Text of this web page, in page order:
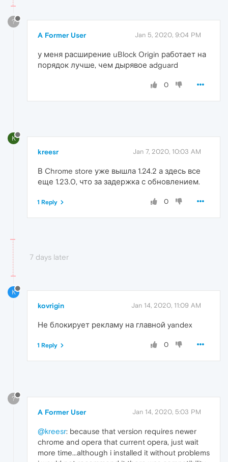
?
A Former User Jan 5, 2020, 9:04 PM
у меня расширение uBlock Origin работает на
порядок лучше, чем дырявое adguard
0
K
kreesr Jan 7, 2020, 10:03 AM
В Chrome store уже вышла 1.24.2 а здесь все
еще 1.23.0, что за задержка с обновлением.
0
1 Reply
7 days later
K
kovrigin Jan 14, 2020, 11:09 AM
Не блокирует рекламу на главной yandex
0
1 Reply
?
A Former User Jan 14, 2020, 5:03 PM
@kreesr: because that version requires newer
chrome and opera that current opera, just wait
more time...although i installed it without problems